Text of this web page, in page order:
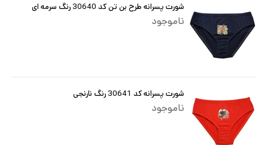
شورت پسرانه طرح بن تن کد 30640 رنگ سرمه ای
ناموجود
شورت پسرانه کد 30641 رنگ نارنجی
ناموجود